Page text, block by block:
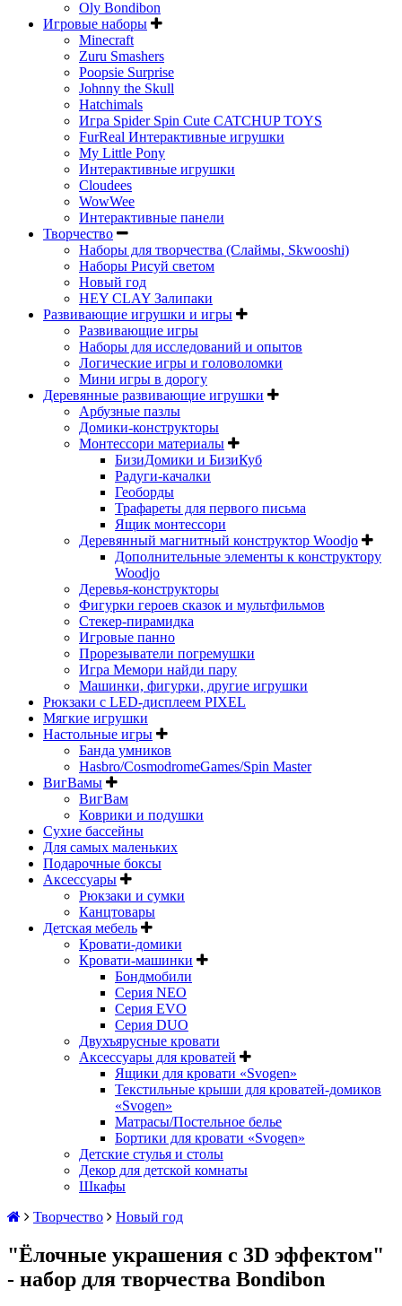
Oly Bondibon
Игровые наборы
Minecraft
Zuru Smashers
Poopsie Surprise
Johnny the Skull
Hatchimals
Игра Spider Spin Cute CATCHUP TOYS
FurReal Интерактивные игрушки
My Little Pony
Интерактивные игрушки
Cloudees
WowWee
Интерактивные панели
Творчество
Наборы для творчества (Слаймы, Skwooshi)
Наборы Рисуй светом
Новый год
HEY CLAY Залипаки
Развивающие игрушки и игры
Развивающие игры
Наборы для исследований и опытов
Логические игры и головоломки
Мини игры в дорогу
Деревянные развивающие игрушки
Арбузные пазлы
Домики-конструкторы
Монтессори материалы
БизиДомики и БизиКуб
Радуги-качалки
Геоборды
Трафареты для первого письма
Ящик монтессори
Деревянный магнитный конструктор Woodjo
Дополнительные элементы к конструктору
Woodjo
Деревья-конструкторы
Фигурки героев сказок и мультфильмов
Стекер-пирамидка
Игровые панно
Прорезыватели погремушки
Игра Мемори найди пару
Машинки, фигурки, другие игрушки
Рюкзаки с LED-дисплеем PIXEL
Мягкие игрушки
Настольные игры
Банда умников
Hasbro/CosmodromeGames/Spin Master
ВигВамы
ВигВам
Коврики и подушки
Сухие бассейны
Для самых маленьких
Подарочные боксы
Аксессуары
Рюкзаки и сумки
Канцтовары
Детская мебель
Кровати-домики
Кровати-машинки
Бондмобили
Серия NEO
Серия EVO
Серия DUO
Двухъярусные кровати
Аксессуары для кроватей
Ящики для кровати «Svogen»
Текстильные крыши для кроватей-домиков
«Svogen»
Матрасы/Постельное белье
Бортики для кровати «Svogen»
Детские стулья и столы
Декор для детской комнаты
Шкафы
Творчество
Новый год
"Ёлочные украшения с 3D эффектом"
- набор для творчества Bondibon